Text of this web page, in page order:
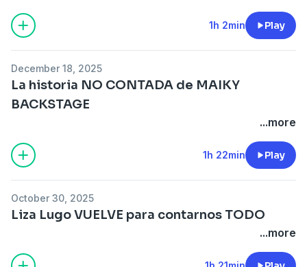
1h 2min Play
December 18, 2025
La historia NO CONTADA de MAIKY
BACKSTAGE
...more
1h 22min Play
October 30, 2025
Liza Lugo VUELVE para contarnos TODO
...more